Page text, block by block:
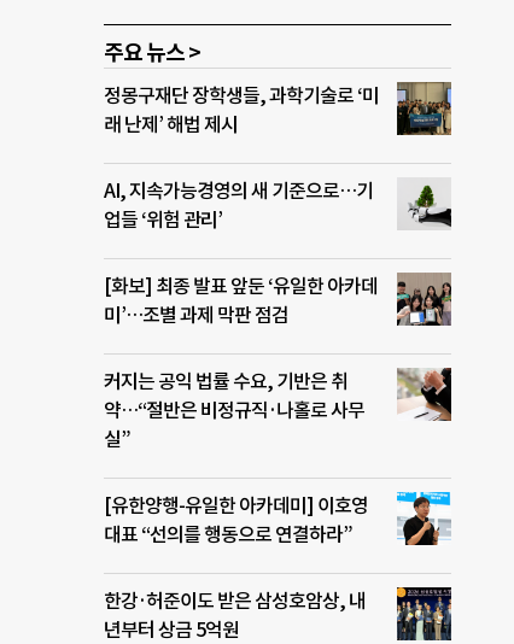
주요 뉴스 >
정몽구재단 장학생들, 과학기술로 ‘미
래 난제’ 해법 제시
AI, 지속가능경영의 새 기준으로…기
업들 ‘위험 관리’
[화보] 최종 발표 앞둔 ‘유일한 아카데
미’…조별 과제 막판 점검
커지는 공익 법률 수요, 기반은 취
약…“절반은 비정규직·나홀로 사무
실”
[유한양행-유일한 아카데미] 이호영
대표 “선의를 행동으로 연결하라”
한강·허준이도 받은 삼성호암상, 내
년부터 상금 5억원